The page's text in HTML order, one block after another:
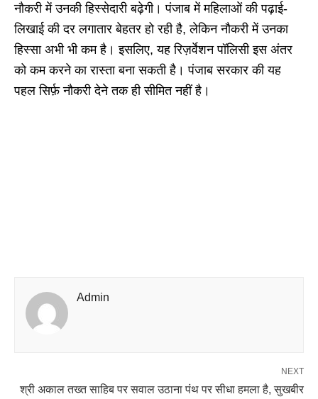
नौकरी में उनकी हिस्सेदारी बढ़ेगी। पंजाब में महिलाओं की पढ़ाई-
लिखाई की दर लगातार बेहतर हो रही है, लेकिन नौकरी में उनका
हिस्सा अभी भी कम है। इसलिए, यह रिज़र्वेशन पॉलिसी इस अंतर
को कम करने का रास्ता बना सकती है। पंजाब सरकार की यह
पहल सिर्फ़ नौकरी देने तक ही सीमित नहीं है।
Admin
NEXT
श्री अकाल तख्त साहिब पर सवाल उठाना पंथ पर सीधा हमला है, सुखबीर